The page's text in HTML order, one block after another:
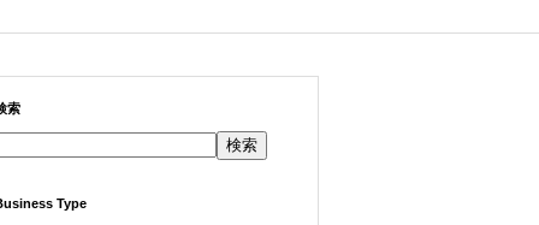
索
検索
Type